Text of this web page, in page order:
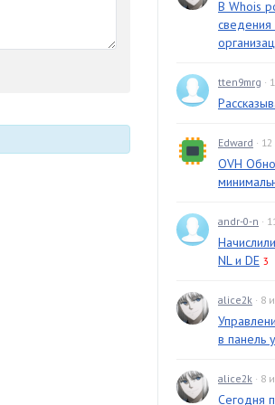
В Whois
сведения
tten9mrg ·
Edward ·
OVH
andr-0-n ·
NL и DE 3
alice2k · 8
в панель
alice2k · 8
Сегодня